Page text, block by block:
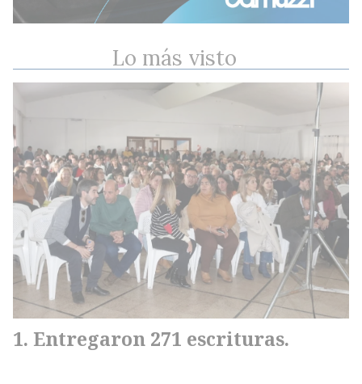
Lo más visto
Entregaron 271 escrituras.